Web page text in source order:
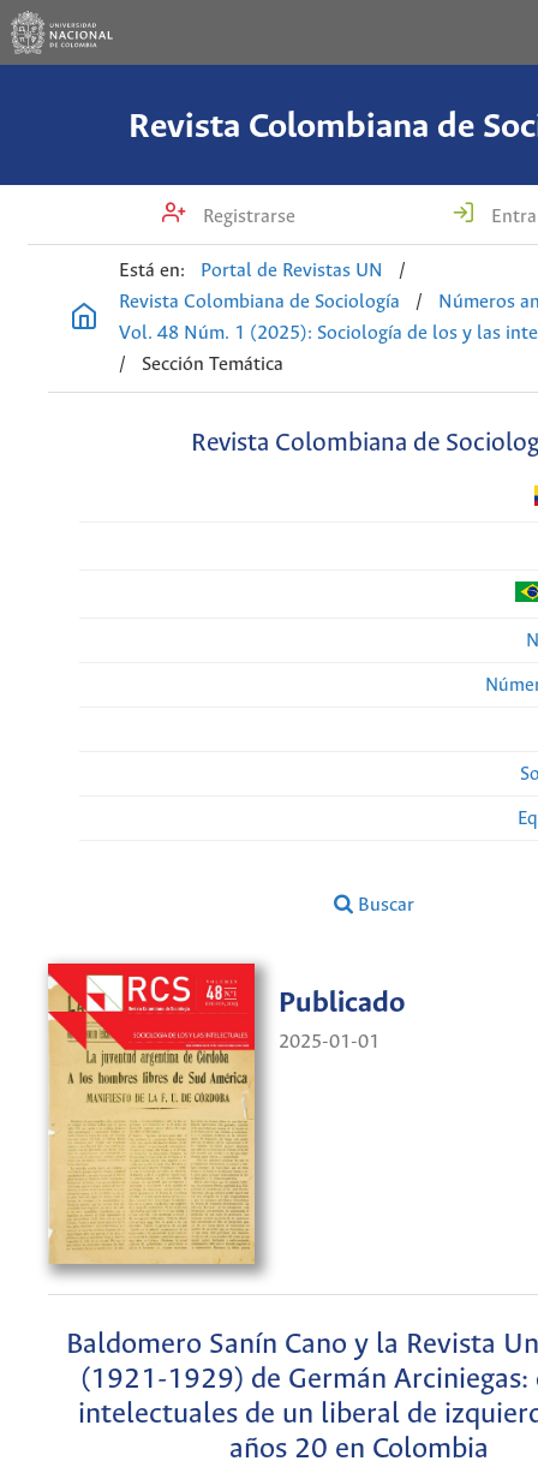
Revista Colombiana de
Registrarse
Está en: Portal de Revistas UN
/
Revista Colombiana de Sociología
/
Números
Vol. 48 Núm. 1 (2025): Sociología de los y las
/
Sección Temática
Revista Colombiana de
Buscar
Publicado
2025-01-01
Baldomero Sanín Cano y la Revista
(1921-1929) de Germán Arciniegas:
intelectuales de un liberal de
años 20 en Colombia